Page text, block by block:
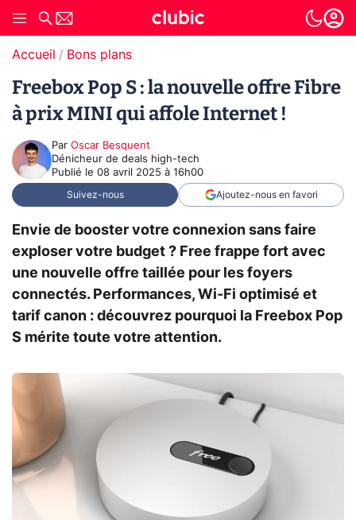
Accueil Bons plans
Freebox Pop S : la nouvelle offre Fibre
à prix MINI qui affole Internet !
Par Oscar Besquent
Dénicheur de deals high-tech
Publié le 08 avril 2025 à 16h00
Suivez-nous Ajoutez-nous en favori
Envie de booster votre connexion sans faire
exploser votre budget ? Free frappe fort avec
une nouvelle offre taillée pour les foyers
connectés. Performances, Wi-Fi optimisé et
tarif canon : découvrez pourquoi la Freebox Pop
S mérite toute votre attention.